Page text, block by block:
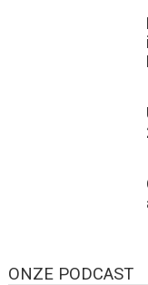
ONZE PODCAST